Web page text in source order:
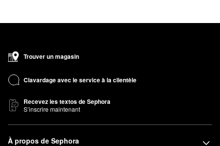
Trouver un magasin
Clavardage avec le service à la clientèle
Recevez les textos de Sephora
S’inscrire maintenant
À propos de Sephora